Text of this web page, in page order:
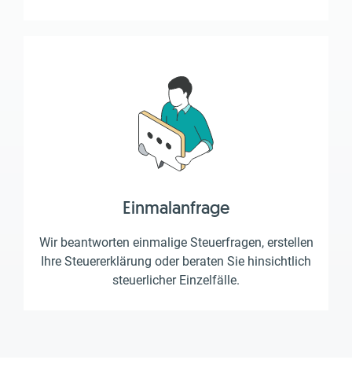
Einmalanfrage
Wir beantworten einmalige Steuerfragen, erstellen
Ihre Steuererklärung oder beraten Sie hinsichtlich
steuerlicher Einzelfälle.